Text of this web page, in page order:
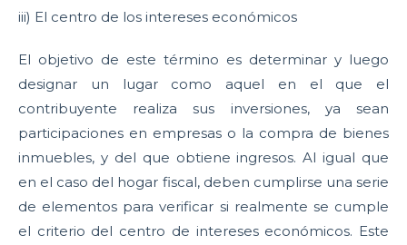
iii) El centro de los intereses económicos
El objetivo de este término es determinar y luego
designar un lugar como aquel en el que el
contribuyente realiza sus inversiones, ya sean
participaciones en empresas o la compra de bienes
inmuebles, y del que obtiene ingresos. Al igual que
en el caso del hogar fiscal, deben cumplirse una serie
de elementos para verificar si realmente se cumple
el criterio del centro de intereses económicos. Este